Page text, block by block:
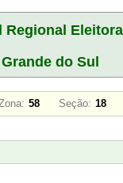
Regional
do Sul
58 Seção: 18